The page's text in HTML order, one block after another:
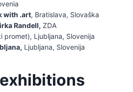
with .art, Bratislava, Slovaška
Randell, ZDA
promet), Ljubljana, Slovenija
Ljubljana, Slovenija